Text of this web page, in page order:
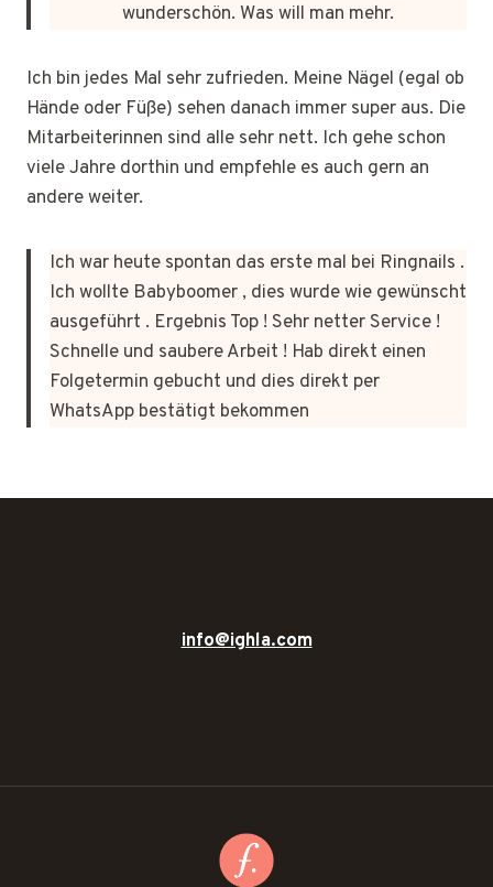
wunderschön. Was will man mehr.
Ich bin jedes Mal sehr zufrieden. Meine Nägel (egal ob
Hände oder Füße) sehen danach immer super aus. Die
Mitarbeiterinnen sind alle sehr nett. Ich gehe schon
viele Jahre dorthin und empfehle es auch gern an
andere weiter.
Ich war heute spontan das erste mal bei Ringnails .
Ich wollte Babyboomer , dies wurde wie gewünscht
ausgeführt . Ergebnis Top ! Sehr netter Service !
Schnelle und saubere Arbeit ! Hab direkt einen
Folgetermin gebucht und dies direkt per
WhatsApp bestätigt bekommen
info@ighla.com